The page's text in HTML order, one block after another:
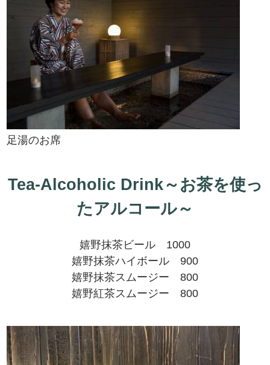
足湯のお席
Tea-Alcoholic Drink～お茶を使っ
たアルコール～
嬉野抹茶ビール 1000
嬉野抹茶ハイボール 900
嬉野抹茶スムージー 800
嬉野紅茶スムージー 800